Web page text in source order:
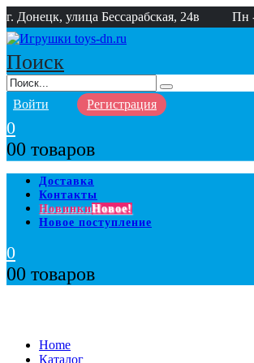
г. Донецк, улица Бессарабская, 24в Пн
Поиск
Войти Регистрация
0
00 товаров
Доставка
Контакты
НовинкиНовое!
Новое поступление
0
00 товаров
Home
Каталог